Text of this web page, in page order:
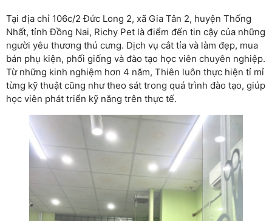
Tại địa chỉ 106c/2 Đức Long 2, xã Gia Tân 2, huyện Thống
Nhất, tỉnh Đồng Nai, Richy Pet là điểm đến tin cậy của những
người yêu thương thú cưng. Dịch vụ cắt tỉa và làm đẹp, mua
bán phụ kiện, phối giống và đào tạo học viên chuyên nghiệp.
Từ những kinh nghiệm hơn 4 năm, Thiên luôn thực hiện tỉ mỉ
từng kỹ thuật cũng như theo sát trong quá trình đào tạo, giúp
học viên phát triển kỹ năng trên thực tế.